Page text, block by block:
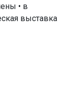
• в
выставка